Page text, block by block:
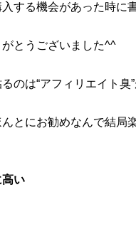
する機会があった時に
とうございました^^
のは“アフィリエイト
とにお勧めなんで結局
い